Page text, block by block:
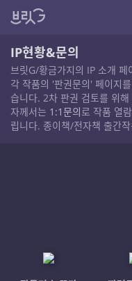
IP현황&문의
브릿G/황금가지의 IP 소개 페
각 작품의 '판권문의' 페이지
습니다. 2차 판권 검토를 위
자께서는 1:1문의로 작품 열
립니다. 종이책/전자책 출간